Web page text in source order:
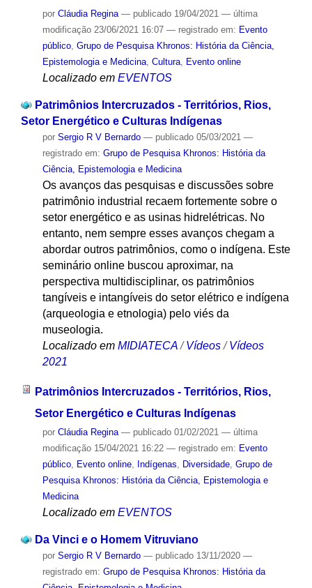
por Cláudia Regina — publicado19/04/2021 — última
modificação23/06/2021 16:07 — registrado em: Evento
público, Grupo de Pesquisa Khronos: História da Ciência,
Epistemologia e Medicina, Cultura, Evento online
Localizado em EVENTOS
Patrimônios Intercruzados - Territórios, Rios,
Setor Energético e Culturas Indígenas
por Sergio R V Bernardo — publicado05/03/2021 —
registrado em: Grupo de Pesquisa Khronos: História da
Ciência, Epistemologia e Medicina
Os avanços das pesquisas e discussões sobre
patrimônio industrial recaem fortemente sobre o
setor energético e as usinas hidrelétricas. No
entanto, nem sempre esses avanços chegam a
abordar outros patrimônios, como o indígena. Este
seminário online buscou aproximar, na
perspectiva multidisciplinar, os patrimônios
tangíveis e intangíveis do setor elétrico e indígena
(arqueologia e etnologia) pelo viés da
museologia.
Localizado em MIDIATECA /Vídeos /Vídeos
2021
Patrimônios Intercruzados - Territórios, Rios,
Setor Energético e Culturas Indígenas
por Cláudia Regina — publicado01/02/2021 — última
modificação15/04/2021 16:22 — registrado em: Evento
público, Evento online, Indígenas Diversidade, Grupo de
Pesquisa Khronos: História da Ciência, Epistemologia e
Medicina
Localizado em EVENTOS
Da Vinci e o Homem Vitruviano
por Sergio R V Bernardo — publicado13/11/2020 —
registrado em: Grupo de Pesquisa Khronos: História da